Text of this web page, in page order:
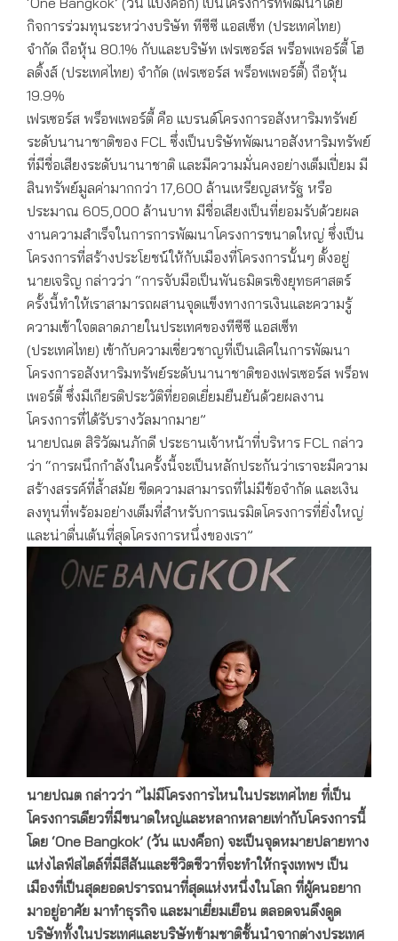
กิจการร่วมทุนระหว่างบริษัท ทีซีซี แอสเซ็ท (ประเทศไทย)
จำกัด ถือหุ้น 80.1% กับและบริษัท เฟรเซอร์ส พร็อพเพอร์ตี้ โฮ
ลดิ้งส์ (ประเทศไทย) จำกัด (เฟรเซอร์ส พร็อพเพอร์ตี้) ถือหุ้น
19.9%
เฟรเซอร์ส พร็อพเพอร์ตี้ คือ แบรนด์โครงการอสังหาริมทรัพย์
ระดับนานาชาติของ FCL ซึ่งเป็นบริษัทพัฒนาอสังหาริมทรัพย์
ที่มีชื่อเสียงระดับนานาชาติ และมีความมั่นคงอย่างเต็มเปี่ยม มี
สินทรัพย์มูลค่ามากกว่า 17,600 ล้านเหรียญสหรัฐ หรือ
ประมาณ 605,000 ล้านบาท มีชื่อเสียงเป็นที่ยอมรับด้วยผล
งานความสำเร็จในการการพัฒนาโครงการขนาดใหญ่ ซึ่งเป็น
โครงการที่สร้างประโยชน์ให้กับเมืองที่โครงการนั้นๆ ตั้งอยู่
นายเจริญ กล่าวว่า “การจับมือเป็นพันธมิตรเชิงยุทธศาสตร์
ครั้งนี้ทำให้เราสามารถผสานจุดแข็งทางการเงินและความรู้
ความเข้าใจตลาดภายในประเทศของทีซีซี แอสเซ็ท
(ประเทศไทย) เข้ากับความเชี่ยวชาญที่เป็นเลิศในการพัฒนา
โครงการอสังหาริมทรัพย์ระดับนานาชาติของเฟรเซอร์ส พร็อพ
เพอร์ตี้ ซึ่งมีเกียรติประวัติที่ยอดเยี่ยมยืนยันด้วยผลงาน
โครงการที่ได้รับรางวัลมากมาย”
นายปณต สิริวัฒนภักดี ประธานเจ้าหน้าที่บริหาร FCL กล่าว
ว่า “การผนึกกำลังในครั้งนี้จะเป็นหลักประกันว่าเราจะมีความ
สร้างสรรค์ที่ล้ำสมัย ขีดความสามารถที่ไม่มีข้อจำกัด และเงิน
ลงทุนที่พร้อมอย่างเต็มที่สำหรับการเนรมิตโครงการที่ยิ่งใหญ่
และน่าตื่นเต้นที่สุดโครงการหนึ่งของเรา”
นายปณต กล่าวว่า “ไม่มีโครงการไหนในประเทศไทย ที่เป็น
โครงการเดียวที่มีขนาดใหญ่และหลากหลายเท่ากับโครงการนี้
โดย ‘One Bangkok’ (วัน แบงค็อก) จะเป็นจุดหมายปลายทาง
แห่งไลฟ์สไตล์ที่มีสีสันและชีวิตชีวาที่จะทำให้กรุงเทพฯ เป็น
เมืองที่เป็นสุดยอดปรารถนาที่สุดแห่งหนึ่งในโลก ที่ผู้คนอยาก
มาอยู่อาศัย มาทำธุรกิจ และมาเยี่ยมเยือน ตลอดจนดึงดูด
บริษัททั้งในประเทศและบริษัทข้ามชาติชั้นนำจากต่างประเทศ